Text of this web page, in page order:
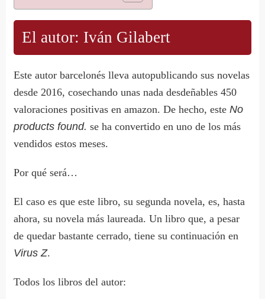
El autor: Iván Gilabert
Este autor barcelonés lleva autopublicando sus novelas
desde 2016, cosechando unas nada desdeñables 450
valoraciones positivas en amazon. De hecho, esteNo
products found. se ha convertido en uno de los más
vendidos estos meses.
Por qué será…
El caso es que este libro, su segunda novela, es, hasta
ahora, su novela más laureada. Un libro que, a pesar
de quedar bastante cerrado, tiene su continuación en
Virus Z.
Todos los libros del autor: